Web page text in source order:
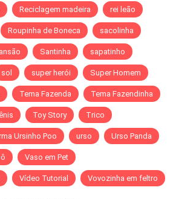
Reciclagem madeira rei leão
Roupinha de Boneca sacolinha
Santinha sapatinho
sol super herói Super Homem
Tema Fazenda Tema Fazendinha
Toy Story Trico
Ursinho Poo urso Urso Panda
Vaso em Pet
Vídeo Tutorial Vovozinha em feltro